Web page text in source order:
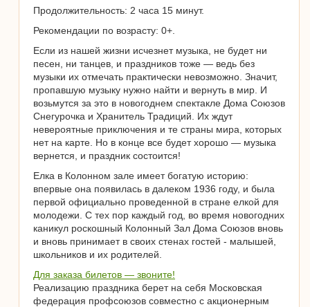
Продолжительность: 2 часа 15 минут.
Рекомендации по возрасту: 0+.
Если из нашей жизни исчезнет музыка, не будет ни
песен, ни танцев, и праздников тоже — ведь без
музыки их отмечать практически невозможно. Значит,
пропавшую музыку нужно найти и вернуть в мир. И
возьмутся за это в новогоднем спектакле Дома Союзов
Снегурочка и Хранитель Традиций. Их ждут
невероятные приключения и те страны мира, которых
нет на карте. Но в конце все будет хорошо — музыка
вернется, и праздник состоится!
Елка в Колонном зале имеет богатую историю:
впервые она появилась в далеком 1936 году, и была
первой официально проведенной в стране елкой для
молодежи. С тех пор каждый год, во время новогодних
каникул роскошный Колонный Зал Дома Союзов вновь
и вновь принимает в своих стенах гостей - малышей,
школьников и их родителей.
Для заказа билетов — звоните!
Реализацию праздника берет на себя Московская
федерация профсоюзов совместно с акционерным